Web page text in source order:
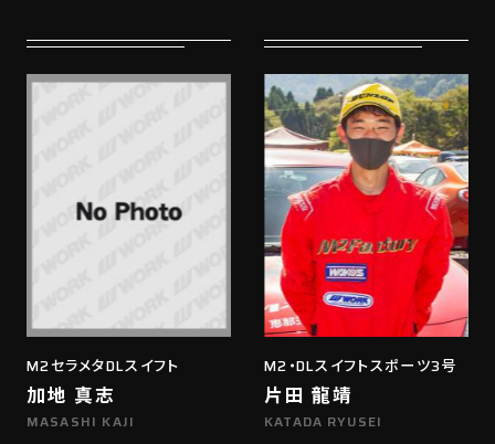
M2セラメタDLスイフト
加地 真志
MASASHI KAJI
M2・DLスイフトスポーツ3号
片田 龍靖
KATADA RYUSEI